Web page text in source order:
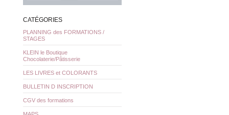
CATÉGORIES
PLANNING des FORMATIONS /
STAGES
KLEIN le Boutique
Chocolaterie/Pâtisserie
LES LIVRES et COLORANTS
BULLETIN D INSCRIPTION
CGV des formations